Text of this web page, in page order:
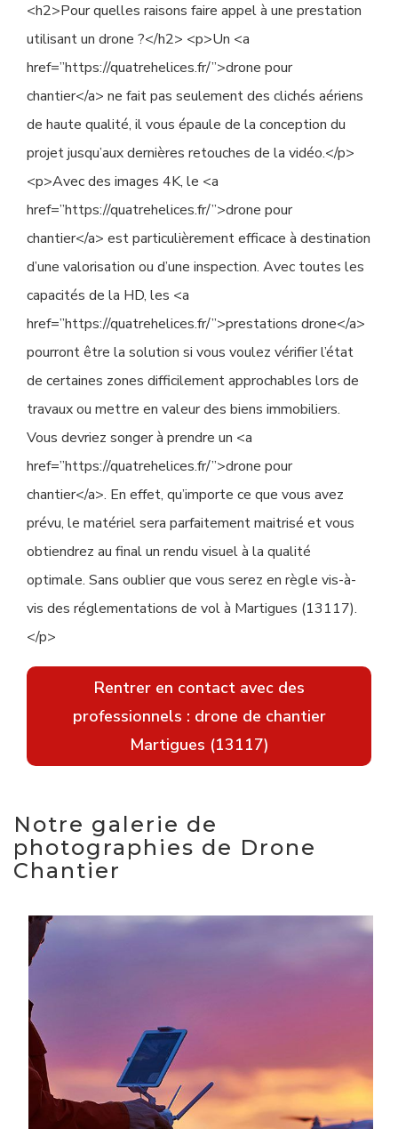
<h2>Pour quelles raisons faire appel à une prestation
utilisant un drone ?</h2> <p>Un <a
href=”https://quatrehelices.fr/”>drone pour
chantier</a> ne fait pas seulement des clichés aériens
de haute qualité, il vous épaule de la conception du
projet jusqu’aux dernières retouches de la vidéo.</p>
<p>Avec des images 4K, le <a
href=”https://quatrehelices.fr/”>drone pour
chantier</a> est particulièrement efficace à destination
d’une valorisation ou d’une inspection. Avec toutes les
capacités de la HD, les <a
href=”https://quatrehelices.fr/”>prestations drone</a>
pourront être la solution si vous voulez vérifier l’état
de certaines zones difficilement approchables lors de
travaux ou mettre en valeur des biens immobiliers.
Vous devriez songer à prendre un <a
href=”https://quatrehelices.fr/”>drone pour
chantier</a>. En effet, qu’importe ce que vous avez
prévu, le matériel sera parfaitement maitrisé et vous
obtiendrez au final un rendu visuel à la qualité
optimale. Sans oublier que vous serez en règle vis-à-
vis des réglementations de vol à Martigues (13117).
</p>
Rentrer en contact avec des
professionnels : drone de chantier
Martigues (13117)
Notre galerie de
photographies de Drone
Chantier